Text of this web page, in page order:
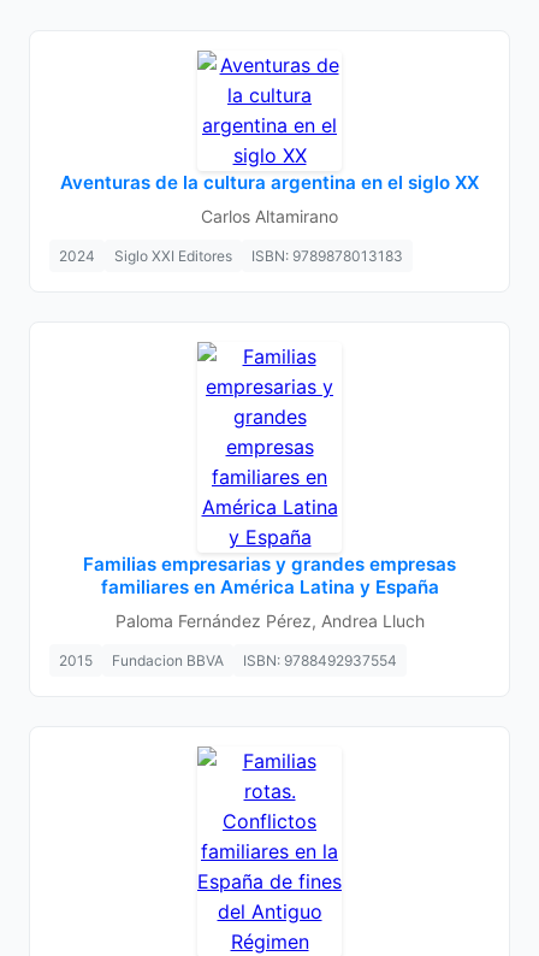
Aventuras de la cultura argentina en el siglo XX
Carlos Altamirano
2024 Siglo XXI Editores ISBN: 9789878013183
Familias empresarias y grandes empresas
familiares en América Latina y España
Paloma Fernández Pérez, Andrea Lluch
2015 Fundacion BBVA ISBN: 9788492937554